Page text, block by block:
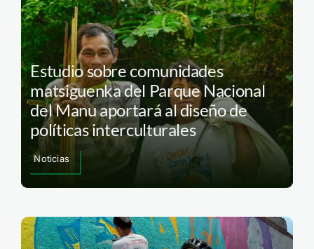
Estudio sobre comunidades
matsiguenka del Parque Nacional
del Manu aportará al diseño de
políticas interculturales
Noticias